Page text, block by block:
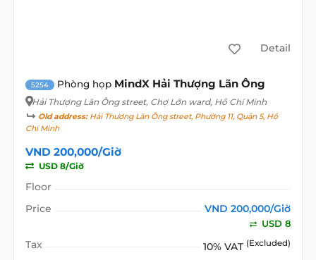
Detail
5254 Phòng họp MindX Hải Thượng Lãn Ông
Hải Thượng Lãn Ông street, Chợ Lớn ward, Hồ Chí Minh
Old address:Hải Thượng Lãn Ông street, Phường 11, Quận 5, Hồ
Chí Minh
VND 200,000/Giờ
USD 8/Giờ
Floor
Price
VND 200,000/Giờ
USD 8
Tax 10% VAT (Excluded)